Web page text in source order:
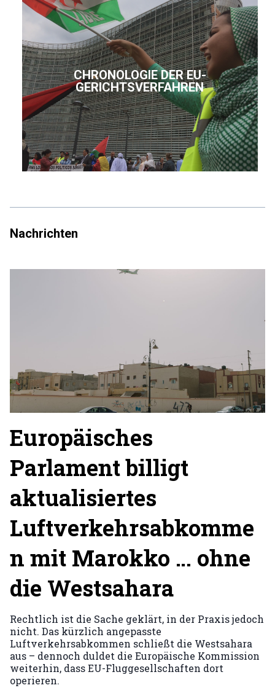
CHRONOLOGIE DER EU-
GERICHTSVERFAHREN
Nachrichten
Europäisches
Parlament billigt
aktualisiertes
Luftverkehrsabkomme
n mit Marokko … ohne
die Westsahara
Rechtlich ist die Sache geklärt, in der Praxis jedoch
nicht. Das kürzlich angepasste
Luftverkehrsabkommen schließt die Westsahara
aus – dennoch duldet die Europäische Kommission
weiterhin, dass EU-Fluggesellschaften dort
operieren.